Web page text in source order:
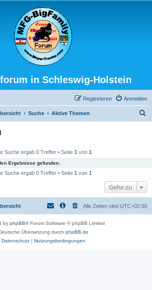
in Schleswig-Holstein
Anmelden
Registrieren
Suche Aktive Themen
Suche ergab 0 Treffer • Seite 1 von 1
Ergebnisse gefunden.
Suche ergab 0 Treffer • Seite 1 von 1
Gehe zu
Alle Zeiten sind UTC+02:00
by phpBB® Forum Software © phpBB Limited
Übersetzung durch phpBB.de
Datenschutz| Nutzungsbedingungen